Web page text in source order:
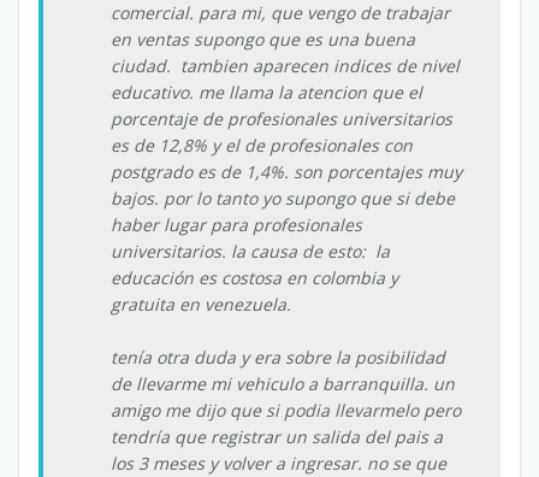
comercial. para mi, que vengo de trabajar
en ventas supongo que es una buena
ciudad. tambien aparecen indices de nivel
educativo. me llama la atencion que el
porcentaje de profesionales universitarios
es de 12,8% y el de profesionales con
postgrado es de 1,4%. son porcentajes muy
bajos. por lo tanto yo supongo que si debe
haber lugar para profesionales
universitarios. la causa de esto: la
educación es costosa en colombia y
gratuita en venezuela.
tenía otra duda y era sobre la posibilidad
de llevarme mi vehiculo a barranquilla. un
amigo me dijo que si podia llevarmelo pero
tendría que registrar un salida del pais a
los 3 meses y volver a ingresar. no se que